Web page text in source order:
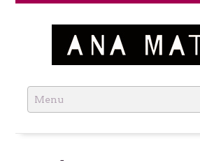
Skip
to